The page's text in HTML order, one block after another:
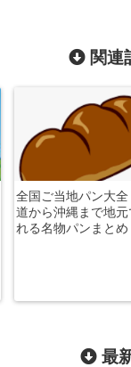
関連
全国ご当地パン大全
道から沖縄まで地元
れる名物パンまとめ
最